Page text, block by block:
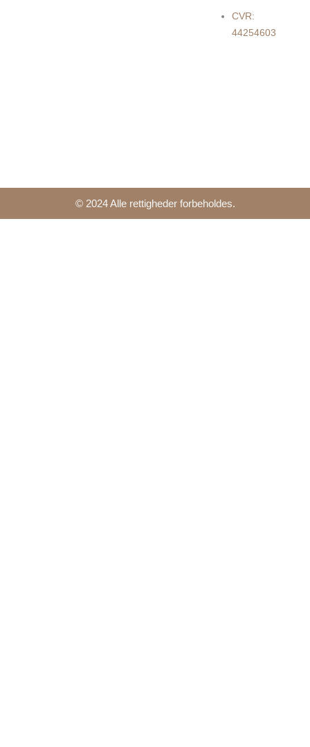
CVR:
44254603
© 2024 Alle rettigheder forbeholdes.